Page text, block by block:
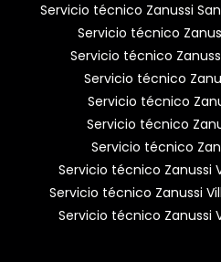
Servicio técnico Zanussi
Servicio técnico
Servicio técnico
Servicio técnico
Servicio técnico
Servicio técnico
Servicio técnico
Servicio técnico Zanussi
Servicio técnico Zanussi
Servicio técnico Zanussi